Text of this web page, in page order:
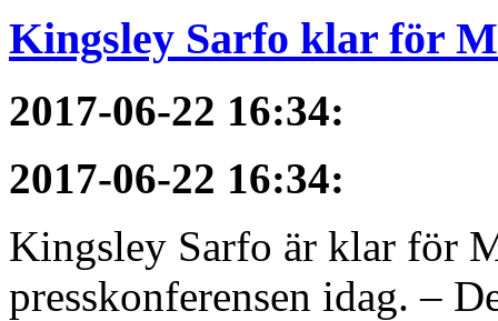
Kingsley Sarfo klar för
2017-06-22 16:34:
2017-06-22 16:34:
Kingsley Sarfo är klar för
presskonferensen idag. –